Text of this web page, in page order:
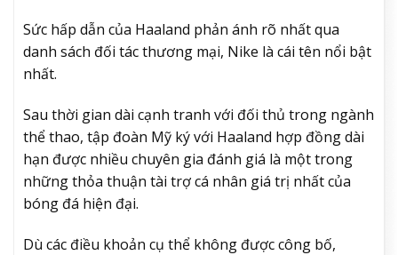
Sức hấp dẫn của Haaland phản ánh rõ nhất qua
danh sách đối tác thương mại, Nike là cái tên nổi bật
nhất.
Sau thời gian dài cạnh tranh với đối thủ trong ngành
thể thao, tập đoàn Mỹ ký với Haaland hợp đồng dài
hạn được nhiều chuyên gia đánh giá là một trong
những thỏa thuận tài trợ cá nhân giá trị nhất của
bóng đá hiện đại.
Dù các điều khoản cụ thể không được công bố,